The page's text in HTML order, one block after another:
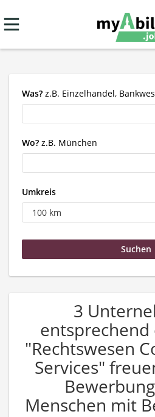
Was? z.B. Einzelhandel,
Wo? z.B. München
Umkreis
3
entsprechend
"Rechtswesen
Services"
Menschen mit